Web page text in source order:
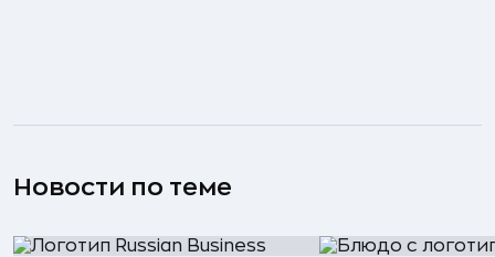
Новости по теме